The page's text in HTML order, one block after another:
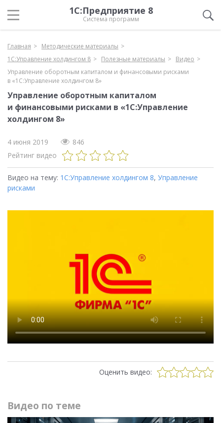
1С:Предприятие 8
Система программ
Главная
Методические материалы
1С:Управление холдингом 8
Полезные материалы
Видео
Управление оборотным капиталом и финансовыми рисками
в «1С:Управление холдингом 8»
Управление оборотным капиталом
и финансовыми рисками в «1С:Управление
холдингом 8»
4 июня 2019
846
Рейтинг видео
Видео на тему: 1С:Управление холдингом 8, Управление
рисками
Оценить видео:
Видео по теме